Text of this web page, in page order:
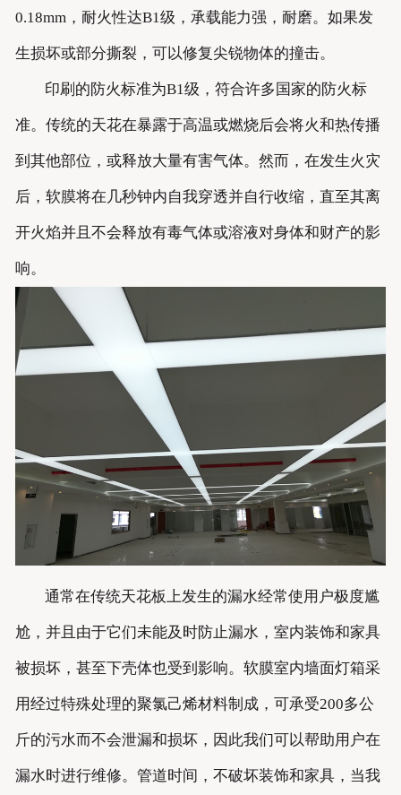
0.18mm，耐火性达B1级，承载能力强，耐磨。如果发
生损坏或部分撕裂，可以修复尖锐物体的撞击。
印刷的防火标准为B1级，符合许多国家的防火标
准。传统的天花在暴露于高温或燃烧后会将火和热传播
到其他部位，或释放大量有害气体。然而，在发生火灾
后，软膜将在几秒钟内自我穿透并自行收缩，直至其离
开火焰并且不会释放有毒气体或溶液对身体和财产的影
响。
通常在传统天花板上发生的漏水经常使用户极度尴
尬，并且由于它们未能及时防止漏水，室内装饰和家具
被损坏，甚至下壳体也受到影响。软膜室内墙面灯箱采
用经过特殊处理的聚氯己烯材料制成，可承受200多公
斤的污水而不会泄漏和损坏，因此我们可以帮助用户在
漏水时进行维修。管道时间，不破坏装饰和家具，当我